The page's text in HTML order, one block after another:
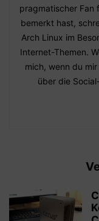
pragmatischer Fan
bemerkt hast,
Arch Linux im
Internet-Themen.
mich, wenn du
über die